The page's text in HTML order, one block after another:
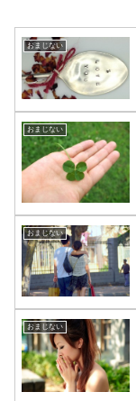
おまじない
おまじない
おまじない
おまじない